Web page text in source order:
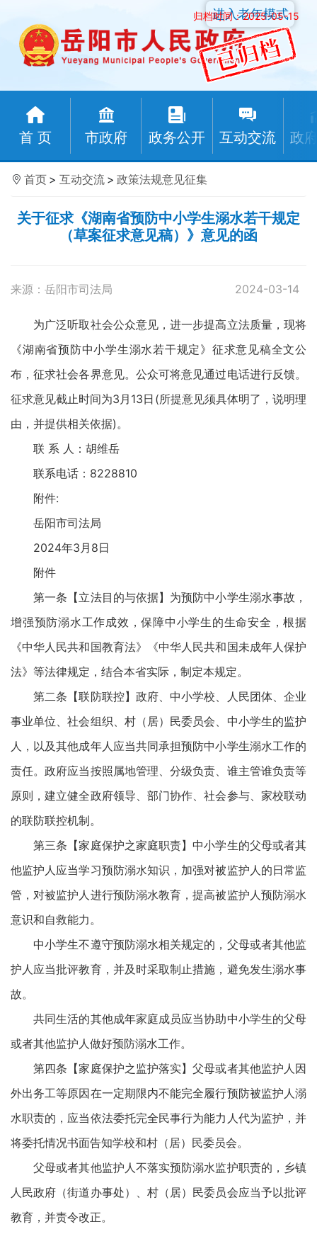
归档时间：2025-05-15
首 页 市政府 政务公开 互动交流 政
进入老年模式
首页 > 互动交流 > 政策法规意见征集
关于征求《湖南省预防中小学生溺水若干规定
（草案征求意见稿）》意见的函
来源：岳阳市司法局 2024-03-14
为广泛听取社会公众意见，进一步提高立法质量，现将
《湖南省预防中小学生溺水若干规定》征求意见稿全文公
布，征求社会各界意见。公众可将意见通过电话进行反馈。
征求意见截止时间为3月13日(所提意见须具体明了，说明理
由，并提供相关依据)。
联 系 人：胡维岳
联系电话：8228810
附件:
岳阳市司法局
2024年3月8日
附件
第一条【立法目的与依据】为预防中小学生溺水事故，
增强预防溺水工作成效，保障中小学生的生命安全，根据
《中华人民共和国教育法》《中华人民共和国未成年人保护
法》等法律规定，结合本省实际，制定本规定。
第二条【联防联控】政府、中小学校、人民团体、企业
事业单位、社会组织、村（居）民委员会、中小学生的监护
人，以及其他成年人应当共同承担预防中小学生溺水工作的
责任。政府应当按照属地管理、分级负责、谁主管谁负责等
原则，建立健全政府领导、部门协作、社会参与、家校联动
的联防联控机制。
第三条【家庭保护之家庭职责】中小学生的父母或者其
他监护人应当学习预防溺水知识，加强对被监护人的日常监
管，对被监护人进行预防溺水教育，提高被监护人预防溺水
意识和自救能力。
中小学生不遵守预防溺水相关规定的，父母或者其他监
护人应当批评教育，并及时采取制止措施，避免发生溺水事
故。
共同生活的其他成年家庭成员应当协助中小学生的父母
或者其他监护人做好预防溺水工作。
第四条【家庭保护之监护落实】父母或者其他监护人因
外出务工等原因在一定期限内不能完全履行预防被监护人溺
水职责的，应当依法委托完全民事行为能力人代为监护，并
将委托情况书面告知学校和村（居）民委员会。
父母或者其他监护人不落实预防溺水监护职责的，乡镇
人民政府（街道办事处）、村（居）民委员会应当予以批评
教育，并责令改正。